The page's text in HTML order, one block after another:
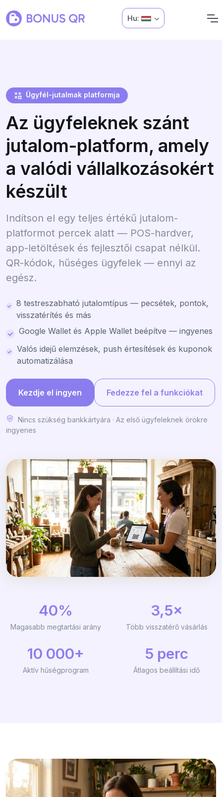
Hu:
Ügyfél-jutalmak platformja
Az ügyfeleknek szánt
jutalom-platform, amely
a valódi vállalkozásokért
készült
Indítson el egy teljes értékű jutalom-
platformot percek alatt — POS-hardver,
app-letöltések és fejlesztői csapat nélkül.
QR-kódok, hűséges ügyfelek — ennyi az
egész.
8 testreszabható jutalomtípus — pecsétek, pontok,
visszatérítés és más
Google Wallet és Apple Wallet beépítve — ingyenes
Valós idejű elemzések, push értesítések és kuponok
automatizálása
Kezdje el ingyen Fedezze fel a funkciókat
Nincs szükség bankkártyára · Az első ügyfeleknek örökre
ingyenes
40%
Magasabb megtartási arány
3,5×
Több visszatérő vásárlás
10 000+
Aktív hűségprogram
5 perc
Átlagos beállítási idő